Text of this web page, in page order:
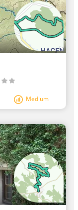
Medium